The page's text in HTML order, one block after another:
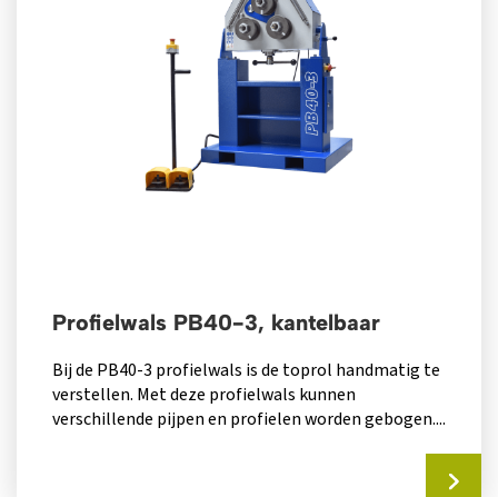
Profielwals PB40-3, kantelbaar
Bij de PB40-3 profielwals is de toprol handmatig te
verstellen. Met deze profielwals kunnen
verschillende pijpen en profielen worden gebogen....